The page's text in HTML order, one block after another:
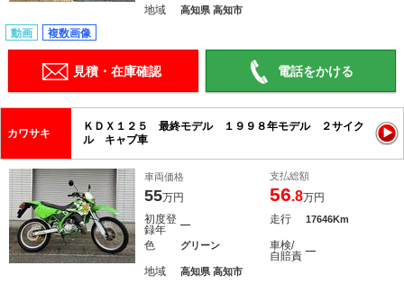
地域 高知県 高知市
動画 複数画像
見積・在庫確認 電話をかける
カワサキ
ＫＤＸ１２５ 最終モデル １９９８年モデル ２サイク
ル キャブ車
車両価格
55万円
支払総額
56.8万円
初度登
録年
― 走行 17646Km
色 グリーン
車検/
自賠責 ―
地域 高知県 高知市